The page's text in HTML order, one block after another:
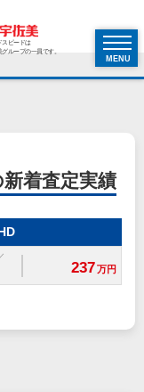
スピードは
グループの一員です。
MENU
着査定実績
237万円